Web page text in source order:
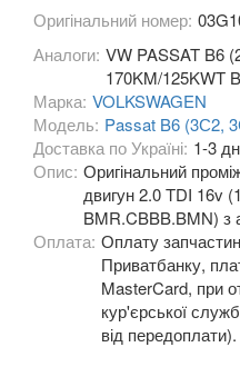
MERCEDES-BENZ
MINI
MITSUBISHI
NISSAN
OPEL
PEUGEOT
PORSCHE
RENAULT
Оригінальний номер:
Аналоги: VW PASSAT B6
170KM/125KWT
Марка: VOLKSWAGEN
Модель: Passat B6 (3С2,
Доставка по Україні: 1-3
Опис: Оригінальний
двигун 2.0 TDI 16v
BMR.CBBB.BMN) з
Оплата: Оплату
Приватбанку,
MasterCard, при
кур'єрської
від передоплати).